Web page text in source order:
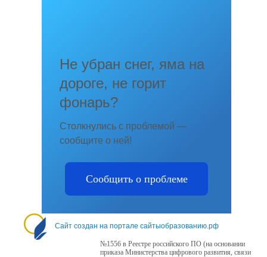
Не убран снег, яма на
дороге, не горит
фонарь?
Столкнулись с проблемой —
сообщите о ней!
Сообщить о проблеме
Сайт создан на портале сайтыобразованию.рф
№1556 в Реестре российского ПО (на основании
приказа Министерства цифрового развития, связи